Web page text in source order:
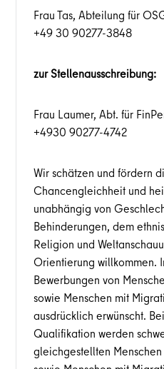
Frau Tas, Abteilung für
+49 30 90277-3848
zur Stellenausschreibung:
Frau Laumer, Abt. für
+4930 90277-4742
Wir schätzen und fördern
Chancengleichheit und
unabhängig von
Behinderungen, dem
Religion und
Orientierung willkommen.
Bewerbungen von
sowie Menschen mit
ausdrücklich erwünscht.
Qualifikation werden
gleichgestellten